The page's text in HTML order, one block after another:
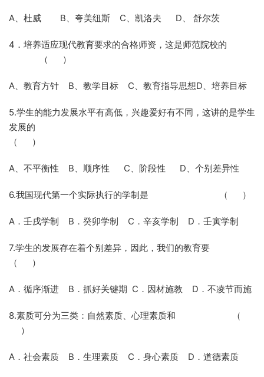
A、杜威 B、夸美纽斯 C、凯洛夫 D、 舒尔茨
4．培养适应现代教育要求的合格师资，这是师范院校的
（
）
A、教育方针 B、教学目标 C、教育指导思想D、培养目标
5.学生的能力发展水平有高低，兴趣爱好有不同，这讲的是学生
发展的
（
）
A、不平衡性 B、顺序性 C、阶段性 D、个别差异性
6.我国现代第一个实际执行的学制是 （ ）
A．壬戌学制 B ．癸卯学制 C ．辛亥学制 D ．壬寅学制
7.学生的发展存在着个别差异，因此，我们的教育要
（
）
A．循序渐进 B ．抓好关键期 C ．因材施教 D ．不凌节而施
8.素质可分为三类：自然素质、心理素质和
（
）
A．社会素质 B ．生理素质 C ．身心素质 D ．道德素质